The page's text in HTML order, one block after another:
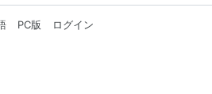
PC版 ログイン